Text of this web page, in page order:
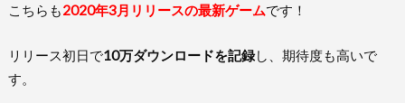
こちらも2020年3月リリースの最新ゲームです！
リリース初日で10万ダウンロードを記録し、期待度も高いで
す。